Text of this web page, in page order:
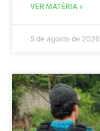
VER MATÉRIA »
5 de agosto de 2026